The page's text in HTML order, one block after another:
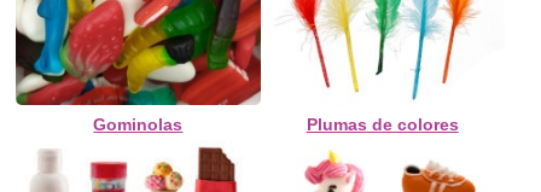
Gominolas Plumas de colores